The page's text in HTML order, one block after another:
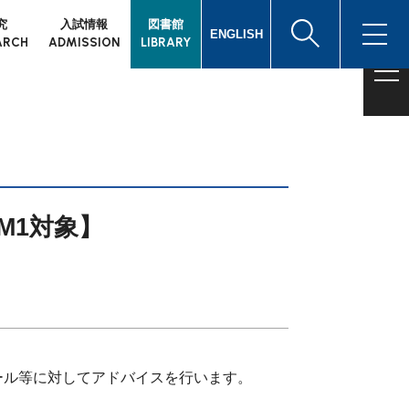
入試情報
ADMISSION
図書館
LIBRARY
ENGLISH
対象】
等に対してアドバイスを行います。